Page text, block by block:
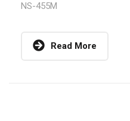
NS-455M
Read More